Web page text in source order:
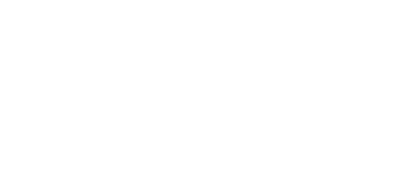
Empresa Rio Grande do Sul
para Empresas Rio Grande do Sul
Rio de Janeiro